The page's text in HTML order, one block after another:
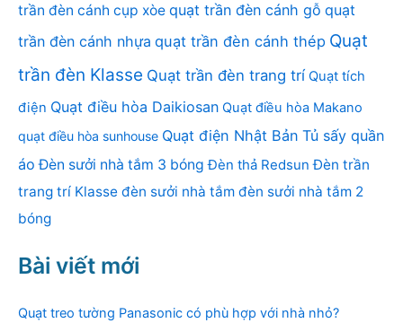
trần đèn cánh cụp xòe quạt trần đèn cánh gỗ quạt
trần đèn cánh nhựa quạt trần đèn cánh thép Quạt
trần đèn Klasse Quạt trần đèn trang trí Quạt tích
điện Quạt điều hòa Daikiosan Quạt điều hòa Makano
quạt điều hòa sunhouse Quạt điện Nhật Bản Tủ sấy quần
áo Đèn sưởi nhà tắm 3 bóng Đèn thả Redsun Đèn trần
trang trí Klasse đèn sưởi nhà tắm đèn sưởi nhà tắm 2
bóng
Bài viết mới
Quạt treo tường Panasonic có phù hợp với nhà nhỏ?